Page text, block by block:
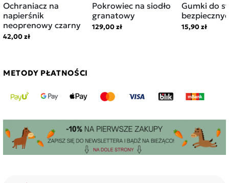
Ochraniacz na
napierśnik
neoprenowy czarny
42,00 zł
Pokrowiec na siodło
granatowy
129,00 zł
Gumki do
15,90 zł
METODY PŁATNOŚCI